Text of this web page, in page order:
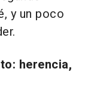
y un poco
herencia,